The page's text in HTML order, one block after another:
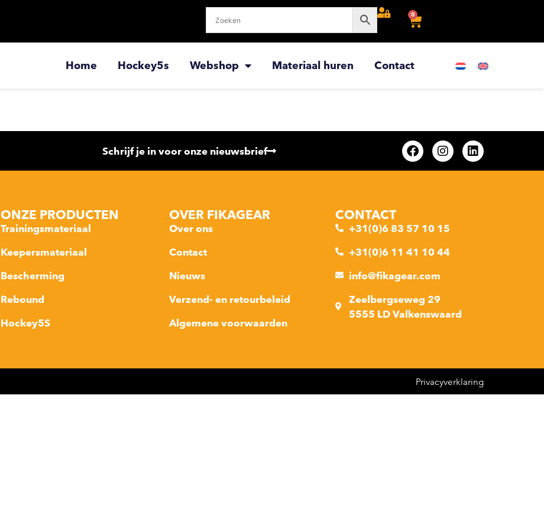
0
Home Hockey5s Webshop Materiaal huren Contact
Schrijf je in voor onze nieuwsbrief
ONZE PRODUCTEN
Trainingsmateriaal
Keepersmateriaal
Bescherming
Rebound
Hockey5S
OVER FIKAGEAR
Over ons
Contact
Nieuws
Verzend- en retourbeleid
Algemene voorwaarden
CONTACT
+31(0)6 83 57 10 15
+31(0)6 11 41 10 44
info@fikagear.com
Zeelbergseweg 29
5555 LD Valkenswaard
Privacyverklaring